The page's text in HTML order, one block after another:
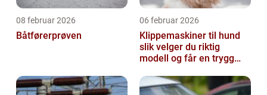
08 februar 2026
Båtførerprøven
06 februar 2026
Klippemaskiner til hund
slik velger du riktig
modell og får en trygg